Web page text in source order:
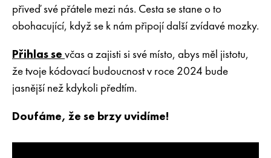
přiveď své přátele mezi nás. Cesta se stane o to
obohacující, když se k nám připojí další zvídavé mozky.
Přihlas se včas a zajisti si své místo, abys měl jistotu,
že tvoje kódovací budoucnost v roce 2024 bude
jasnější než kdykoli předtím.
Doufáme, že se brzy uvidíme!